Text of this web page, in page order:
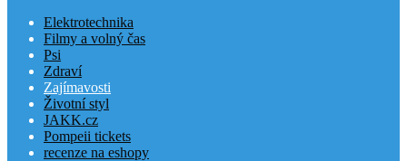
Elektrotechnika
Filmy a volný čas
Psi
Zdraví
Zajímavosti
Životní styl
JAKK.cz
Pompeii tickets
recenze na eshopy